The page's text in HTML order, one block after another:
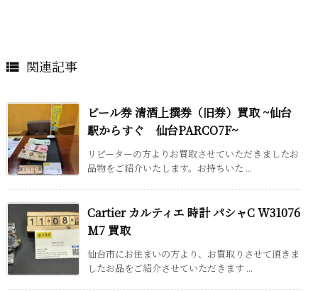
 関連記事
ビール券 清酒上撰券（旧券）買取 ~仙台
駅からすぐ 仙台PARCO7F~
リピーターの方よりお買取させていただきましたお
品物をご紹介いたします。お持ちいた ...
Cartier カルティエ 時計 パシャC W31076
M7 買取
仙台市にお住まいの方より、お買取りさせて頂きま
したお品をご紹介させていただきます ...